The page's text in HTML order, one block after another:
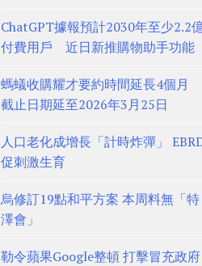
ChatGPT據報預計2030年至少2.2
付費用戶 近日新推購物助手功能
螞蟻收購耀才要約時間延長4個月
截止日期延至2026年3月25日
人口老化成增長「計時炸彈」
促刺激生育
烏修訂19點和平方案 本周料無「特
澤會」
勒令蘋果Google整頓 打擊冒充政府